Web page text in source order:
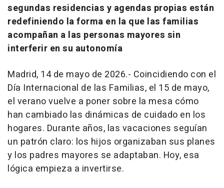
segundas residencias y agendas propias están
redefiniendo la forma en la que las familias
acompañan a las personas mayores sin
interferir en su autonomía
Madrid, 14 de mayo de 2026.- Coincidiendo con el
Día Internacional de las Familias, el 15 de mayo,
el verano vuelve a poner sobre la mesa cómo
han cambiado las dinámicas de cuidado en los
hogares. Durante años, las vacaciones seguían
un patrón claro: los hijos organizaban sus planes
y los padres mayores se adaptaban. Hoy, esa
lógica empieza a invertirse.